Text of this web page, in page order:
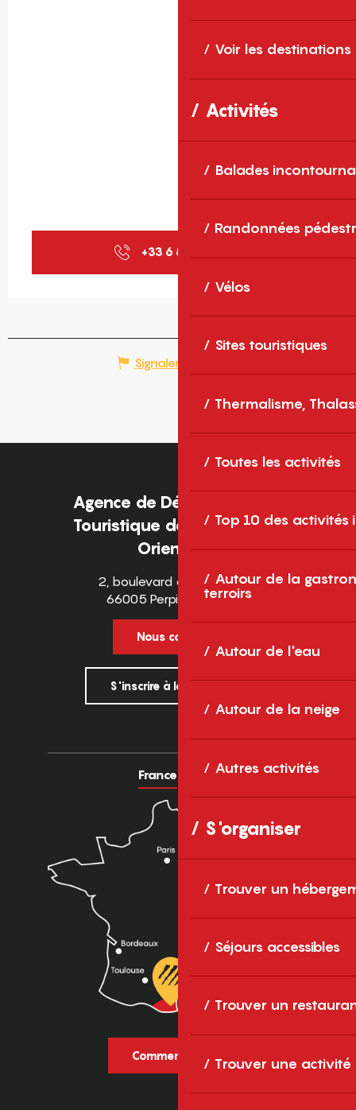
Voir les destinations
Activités
Balades
Randonnées
Vélos
Sites touristiques
Thermalisme,
Toutes les activités
Top 10 des activités
Autour de la
terroirs
Autour de l'eau
Autour de la neige
Autres activités
S'organiser
Trouver un
Séjours accessibles
Trouver un
Trouver une activité
+33 6 86 88 00
Signaler une erreur
Agence de Développement
Touristique des Pyrénées-
Orientales
2, boulevard des Pyrénées
66005 Perpignan Cedex
Nous contacter
S'inscrire à la newsletter
France Europe
Comment venir ?